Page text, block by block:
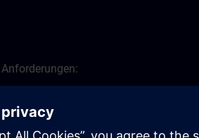
Anforderungen:
Internetverbindung: